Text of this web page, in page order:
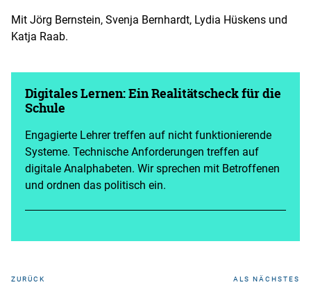
Mit Jörg Bernstein, Svenja Bernhardt, Lydia Hüskens und
Katja Raab.
Digitales Lernen: Ein Realitätscheck für die
Schule
Engagierte Lehrer treffen auf nicht funktionierende
Systeme. Technische Anforderungen treffen auf
digitale Analphabeten. Wir sprechen mit Betroffenen
und ordnen das politisch ein.
ZURÜCK ALS NÄCHSTES